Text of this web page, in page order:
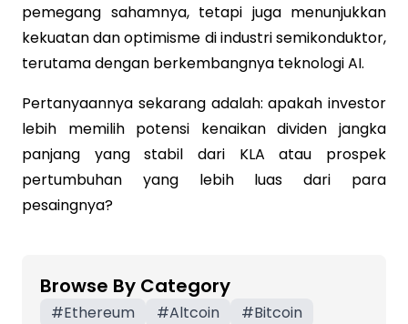
pemegang sahamnya, tetapi juga menunjukkan
kekuatan dan optimisme di industri semikonduktor,
terutama dengan berkembangnya teknologi AI.
Pertanyaannya sekarang adalah: apakah investor
lebih memilih potensi kenaikan dividen jangka
panjang yang stabil dari KLA atau prospek
pertumbuhan yang lebih luas dari para
pesaingnya?
Browse By Category
#Ethereum #Altcoin #Bitcoin